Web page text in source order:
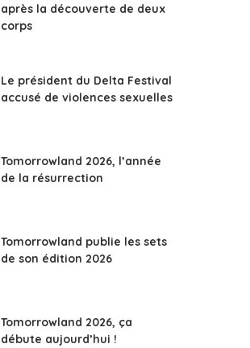
après la découverte de deux
corps
Le président du Delta Festival
accusé de violences sexuelles
Tomorrowland 2026, l’année
de la résurrection
Tomorrowland publie les sets
de son édition 2026
Tomorrowland 2026, ça
débute aujourd’hui !